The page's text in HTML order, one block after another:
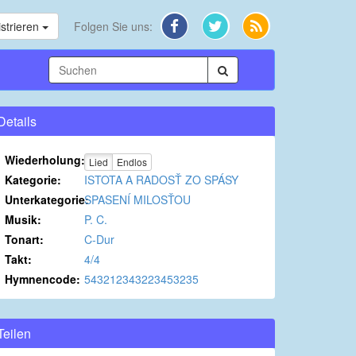
Folgen Sie uns:
Wiederholung: Lied Endlos
Kategorie:
ISTOTA A RADOSŤ ZO SPÁSY
Unterkategorie:SPASENÍ MILOSŤOU
Musik:
P. C.
Tonart:
C-Dur
Takt:
4/4
Hymnencode: 543212343223453235